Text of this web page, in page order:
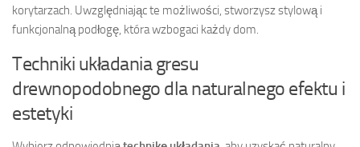
korytarzach. Uwzględniając te możliwości, stworzysz stylową i
funkcjonalną podłogę, która wzbogaci każdy dom.
Techniki układania gresu
drewnopodobnego dla naturalnego efektu i
estetyki